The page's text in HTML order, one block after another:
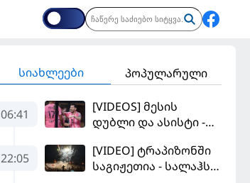
სიახლეები პოპულარული
06:41
[VIDEOS] მესის
დუბლი და ასისტი -
"სან ლუისს" მოუგო
22:05
[VIDEO] ტრაპიზონში
საგიჟეთია - სალაჰს